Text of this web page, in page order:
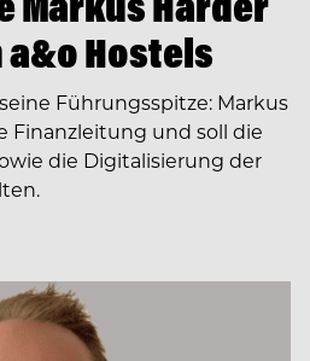
a&o Hostels
Führungsspitze: Markus
Finanzleitung und soll die
die Digitalisierung der